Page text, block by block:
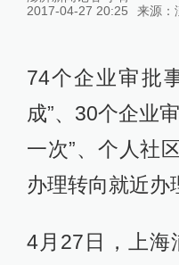
2017-04-27 20:25
来源：
74个企业审批
成”、30个企业
一次”、个人社
办理转向就近办
4月27日，上海